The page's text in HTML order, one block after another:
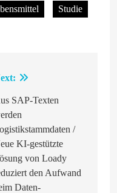
Studie
SAP-Texten
/
KI-gestützte
von Loady
den Aufwand
Daten-